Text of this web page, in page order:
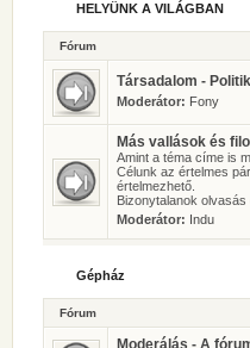
HELYÜNK A VILÁGBAN
Fórum
Társadalom -
Moderátor: Fony
Más vallások és
Amint a téma címe is
Célunk az értelmes
értelmezhető.
Bizonytalanok
Moderátor: Indu
Gépház
Fórum
Moderálás - A